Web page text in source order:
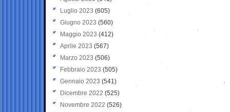
Luglio 2023 (605)
Giugno 2023 (560)
Maggio 2023 (412)
Aprile 2023 (567)
Marzo 2023 (506)
Febbraio 2023 (505)
Gennaio 2023 (541)
Dicembre 2022 (525)
Novembre 2022 (526)